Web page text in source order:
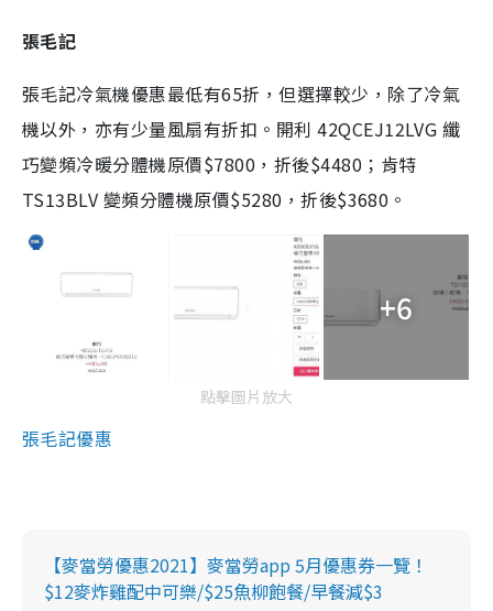
張毛記
張毛記冷氣機優惠最低有65折，但選擇較少，除了冷氣
機以外，亦有少量風扇有折扣。開利 42QCEJ12LVG 纖
巧變頻冷暖分體機原價$7800，折後$4480；肯特
TS13BLV 變頻分體機原價$5280，折後$3680。
+6
點擊圖片放大
張毛記優惠
【麥當勞優惠2021】麥當勞app 5月優惠券一覽！
$12麥炸雞配中可樂/$25魚柳飽餐/早餐減$3